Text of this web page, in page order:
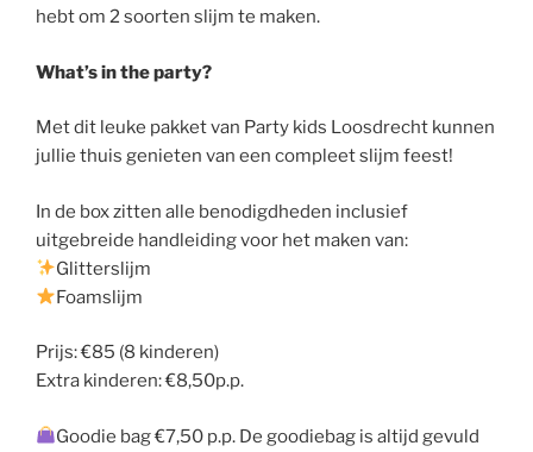
hebt om 2 soorten slijm te maken.
What’s in the party?
Met dit leuke pakket van Party kids Loosdrecht kunnen
jullie thuis genieten van een compleet slijm feest!
In de box zitten alle benodigdheden inclusief
uitgebreide handleiding voor het maken van:
Glitterslijm
Foamslijm
Prijs: €85 (8 kinderen)
Extra kinderen: €8,50p.p.
Goodie bag €7,50 p.p. De goodiebag is altijd gevuld